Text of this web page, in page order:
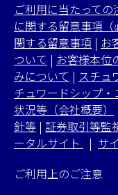
ご利用に当たっての
に関する留意事項（
関する留意事項 | お
ついて | お客様本位
みについて | スチュ
チュワードシップ
状況等（会社概要）
針等 | 証券取引等監
ータルサイト
| サ
ご利用上のご注意